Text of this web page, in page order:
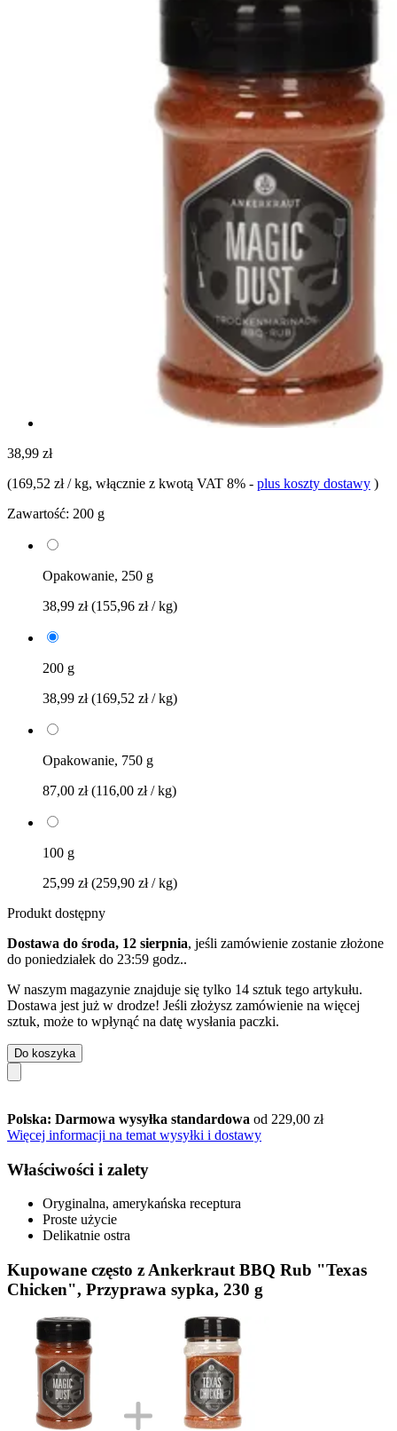
38,99 zł
(169,52 zł / kg, włącznie z kwotą VAT 8% - plus koszty dostawy )
Zawartość: 200 g
Opakowanie, 250 g
38,99 zł(155,96 zł / kg)
200 g
38,99 zł(169,52 zł / kg)
Opakowanie, 750 g
87,00 zł(116,00 zł / kg)
100 g
25,99 zł(259,90 zł / kg)
Produkt dostępny
Dostawa do środa, 12 sierpnia, jeśli zamówienie zostanie złożone
do poniedziałek do 23:59 godz..
W naszym magazynie znajduje się tylko 14 sztuk tego artykułu.
Dostawa jest już w drodze! Jeśli złożysz zamówienie na więcej
sztuk, może to wpłynąć na datę wysłania paczki.
Do koszyka
Polska: Darmowa wysyłka standardowa od 229,00 zł
Więcej informacji na temat wysyłki i dostawy
Właściwości i zalety
Oryginalna, amerykańska receptura
Proste użycie
Delikatnie ostra
Kupowane często z Ankerkraut BBQ Rub "Texas
Chicken", Przyprawa sypka, 230 g